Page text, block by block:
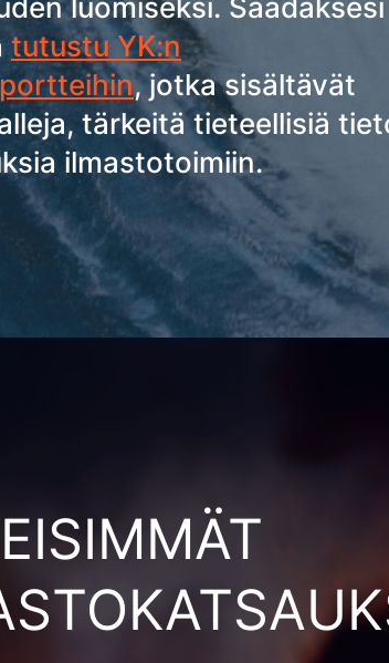
luomiseksi. Saadaksesi
tutustu YK:n
, jotka sisältävät
tärkeitä tieteellisiä
ilmastotoimiin.